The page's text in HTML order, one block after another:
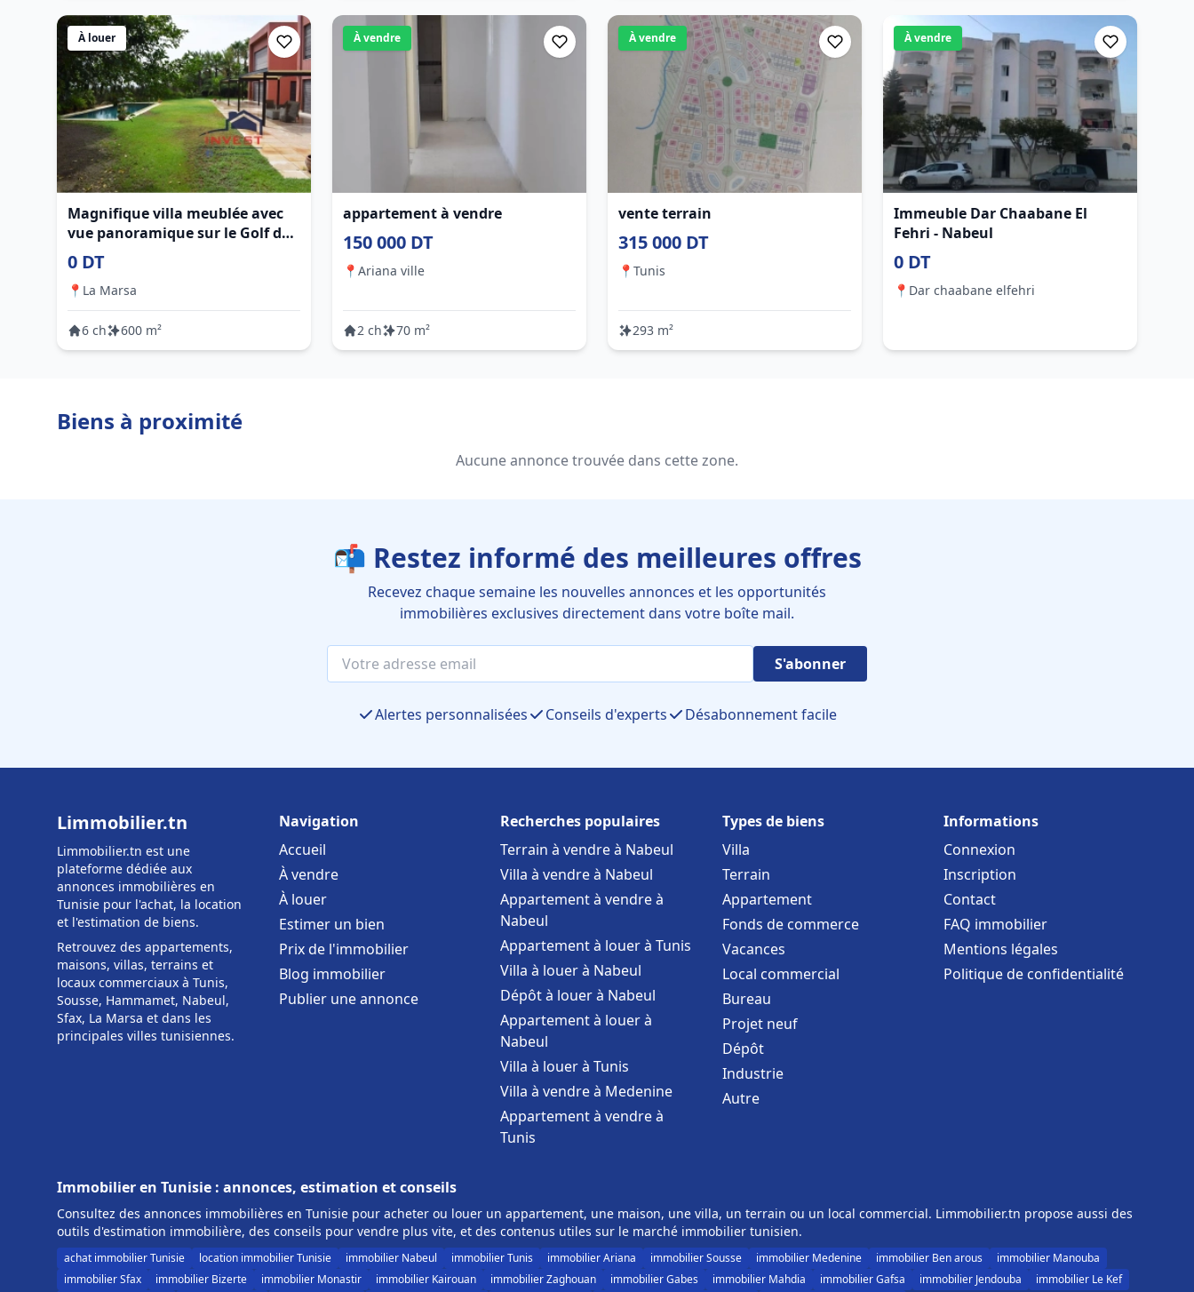
À louer
Magnifique villa meublée avec
vue panoramique sur le Golf de
Gammarth
0 DT
📍 La Marsa
6 ch 600 m²
À vendre
appartement à vendre
150 000 DT
📍 Ariana ville
2 ch 70 m²
À vendre
vente terrain
315 000 DT
📍 Tunis
293 m²
À vendre
Immeuble Dar Chaabane El
Fehri - Nabeul
0 DT
📍 Dar chaabane elfehri
Biens à proximité
Aucune annonce trouvée dans cette zone.
📬 Restez informé des meilleures offres
Recevez chaque semaine les nouvelles annonces et les opportunités
immobilières exclusives directement dans votre boîte mail.
S'abonner
Alertes personnalisées Conseils d'experts Désabonnement facile
Limmobilier.tn
Limmobilier.tn est une
plateforme dédiée aux
annonces immobilières en
Tunisie pour l'achat, la location
et l'estimation de biens.
Retrouvez des appartements,
maisons, villas, terrains et
locaux commerciaux à Tunis,
Sousse, Hammamet, Nabeul,
Sfax, La Marsa et dans les
principales villes tunisiennes.
Navigation
Accueil
À vendre
À louer
Estimer un bien
Prix de l'immobilier
Blog immobilier
Publier une annonce
Recherches populaires
Terrain à vendre à Nabeul
Villa à vendre à Nabeul
Appartement à vendre à
Nabeul
Appartement à louer à Tunis
Villa à louer à Nabeul
Dépôt à louer à Nabeul
Appartement à louer à
Nabeul
Villa à louer à Tunis
Villa à vendre à Medenine
Appartement à vendre à
Tunis
Types de biens
Villa
Terrain
Appartement
Fonds de commerce
Vacances
Local commercial
Bureau
Projet neuf
Dépôt
Industrie
Autre
Informations
Connexion
Inscription
Contact
FAQ immobilier
Mentions légales
Politique de confidentialité
Immobilier en Tunisie : annonces, estimation et conseils
Consultez des annonces immobilières en Tunisie pour acheter ou louer un appartement, une maison, une villa, un terrain ou un local commercial. Limmobilier.tn propose aussi des
outils d'estimation immobilière, des conseils pour vendre plus vite, et des contenus utiles sur le marché immobilier tunisien.
achat immobilier Tunisie location immobilier Tunisie immobilier Nabeul immobilier Tunis immobilier Ariana immobilier Sousse immobilier Medenine immobilier Ben arous
immobilier Manouba
immobilier Sfax
immobilier Bizerte immobilier Monastir immobilier Kairouan immobilier Zaghouan immobilier Gabes immobilier Mahdia immobilier Gafsa immobilier Jendouba immobilier Le Kef